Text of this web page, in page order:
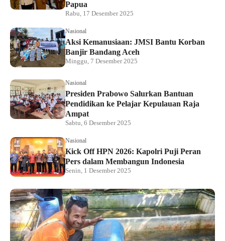
Papua
Rabu, 17 Desember 2025
Nasional
Aksi Kemanusiaan: JMSI Bantu Korban
Banjir Bandang Aceh
Minggu, 7 Desember 2025
Nasional
Presiden Prabowo Salurkan Bantuan
Pendidikan ke Pelajar Kepulauan Raja
Ampat
Sabtu, 6 Desember 2025
Nasional
Kick Off HPN 2026: Kapolri Puji Peran
Pers dalam Membangun Indonesia
Senin, 1 Desember 2025